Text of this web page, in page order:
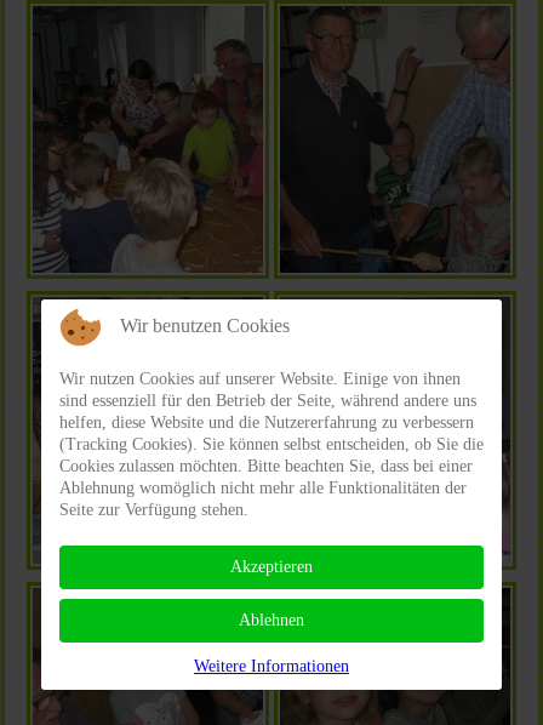
Wir benutzen Cookies
Wir nutzen Cookies auf unserer Website. Einige von ihnen
sind essenziell für den Betrieb der Seite, während andere uns
helfen, diese Website und die Nutzererfahrung zu verbessern
(Tracking Cookies). Sie können selbst entscheiden, ob Sie die
Cookies zulassen möchten. Bitte beachten Sie, dass bei einer
Ablehnung womöglich nicht mehr alle Funktionalitäten der
Seite zur Verfügung stehen.
Akzeptieren
Ablehnen
Weitere Informationen